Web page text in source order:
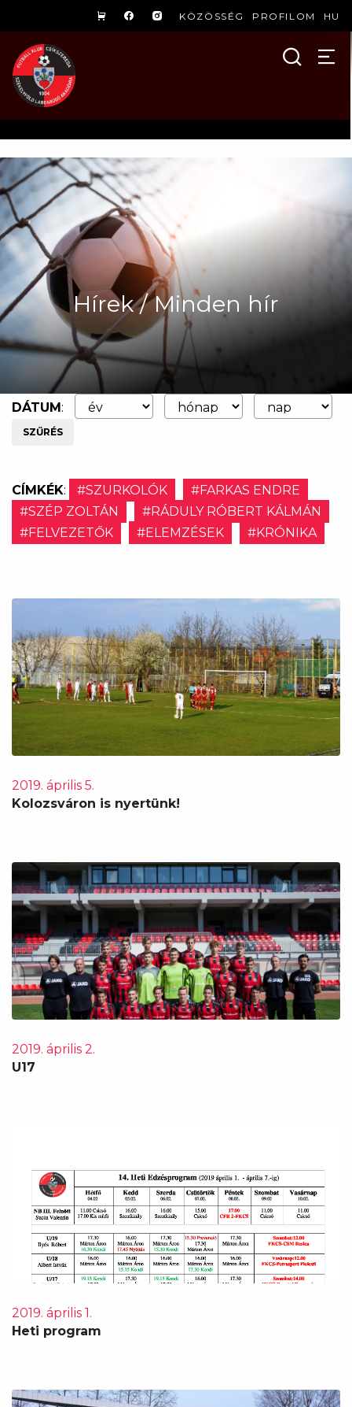
KÖZÖSSÉG PROFILOM HU
Hírek / Minden hír
DÁTUM:
SZŰRÉS
CÍMKÉK: #SZURKOLÓK
#FARKAS ENDRE
#SZÉP ZOLTÁN
#RÁDULY RÓBERT KÁLMÁN
#FELVEZETŐK
#ELEMZÉSEK #KRÓNIKA
2019. április 5.
Kolozsváron is nyertünk!
2019. április 2.
U17
2019. április 1.
Heti program